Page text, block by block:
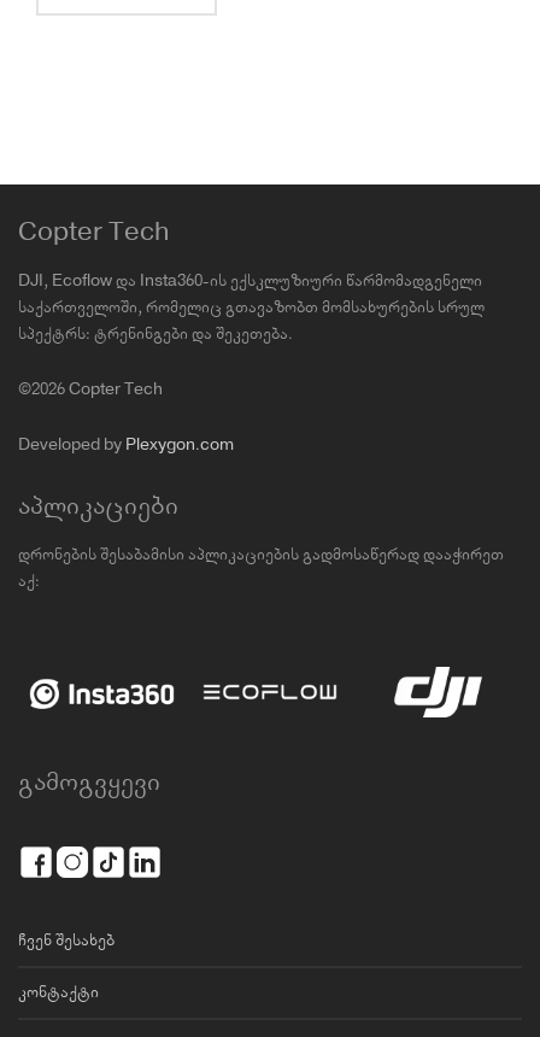
Copter Tech
DJI, Ecoflow და Insta360-ის ექსკლუზიური წარმომადგენელი
საქართველოში, რომელიც გთავაზობთ მომსახურების სრულ
სპექტრს: ტრენინგები და შეკეთება.
©2026 Copter Tech
Developed by Plexygon.com
აპლიკაციები
დრონების შესაბამისი აპლიკაციების გადმოსაწერად დააჭირეთ
აქ:
გამოგვყევი
ჩვენ შესახებ
კონტაქტი